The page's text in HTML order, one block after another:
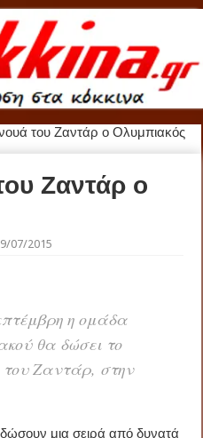
του Ζαντάρ ο Ολυμπιακός
Ζαντάρ ο
07/2015
η ομάδα
θα δώσει το
Ζαντάρ, στην
μια σειρά από δυνατά